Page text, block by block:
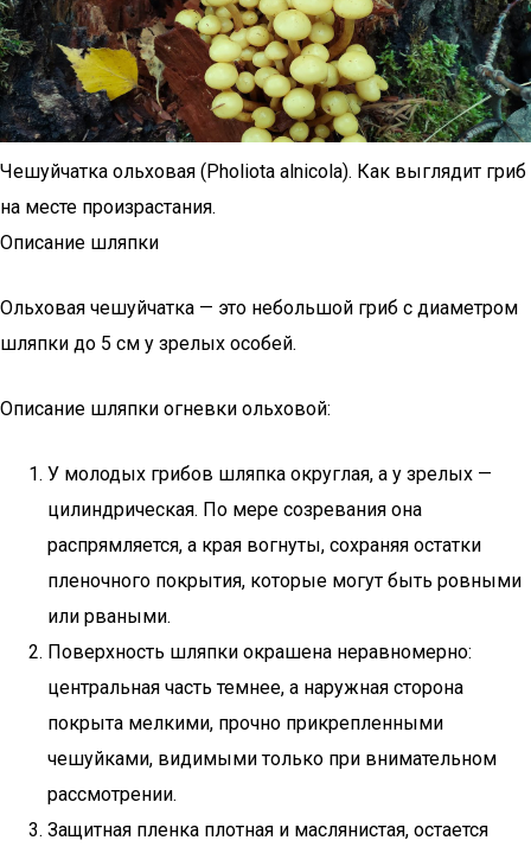
Чешуйчатка ольховая (Pholiota alnicola). Как выглядит гриб
на месте произрастания.
Описание шляпки
Ольховая чешуйчатка — это небольшой гриб с диаметром
шляпки до 5 см у зрелых особей.
Описание шляпки огневки ольховой:
У молодых грибов шляпка округлая, а у зрелых —
цилиндрическая. По мере созревания она
распрямляется, а края вогнуты, сохраняя остатки
пленочного покрытия, которые могут быть ровными
или рваными.
Поверхность шляпки окрашена неравномерно:
центральная часть темнее, а наружная сторона
покрыта мелкими, прочно прикрепленными
чешуйками, видимыми только при внимательном
рассмотрении.
Защитная пленка плотная и маслянистая, остается